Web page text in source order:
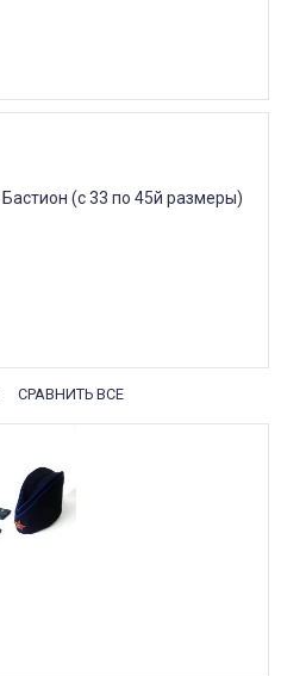
СРАВНИТЬ ВСЕ